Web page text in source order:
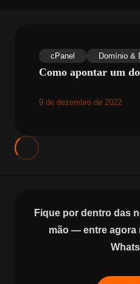
cPanel Domínio &
Como apontar um
9 de dezembro de 2022
Fique por dentro das
mão — entre agora